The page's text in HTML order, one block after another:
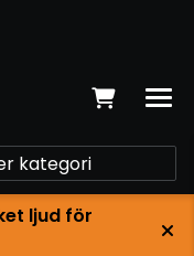
ljud för